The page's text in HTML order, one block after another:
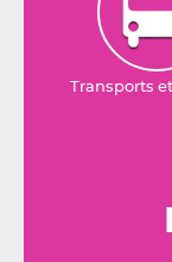
Transports